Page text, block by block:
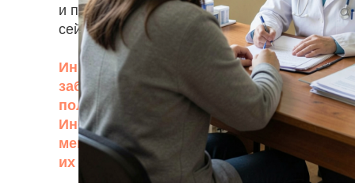
и придаст уверенности тем, кто
сейчас принимает решение.
Инвалидность при психическом
заболевании: кому дают и как
получить
Инструкция для людей с
ментальными особенностями и
их близких